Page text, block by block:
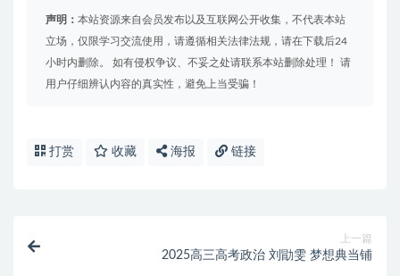
声明： 本站资源来自会员发布以及互联网公开收集，不代表本站
立场，仅限学习交流使用，请遵循相关法律法规，请在下载后24
小时内删除。 如有侵权争议、不妥之处请联系本站删除处理！ 请
用户仔细辨认内容的真实性，避免上当受骗！
打赏 收藏 海报 链接
上一篇
2025高三高考政治 刘勖雯 梦想典当铺